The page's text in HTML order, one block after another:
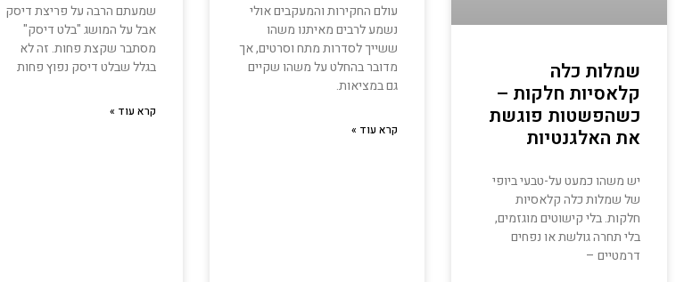
שמלות כלה
קלאסיות חלקות –
כשהפשטות פוגשת
את האלגנטיות
יש משהו כמעט על-טבעי ביופי
של שמלות כלה קלאסיות
חלקות. בלי קישוטים מוגזמים,
בלי תחרה גולשת או נפחים
דרמטיים –
עולם החקירות והמעקבים אולי
נשמע לרבים מאיתנו משהו
ששייך לסדרות מתח וסרטים, אך
מדובר בהחלט על משהו שקיים
גם במציאות.
קרא עוד »
שמעתם הרבה על פריצת דיסק
אבל על המושג "בלט דיסק"
מסתבר שקצת פחות. זה לא
בגלל שבלט דיסק נפוץ פחות
קרא עוד »